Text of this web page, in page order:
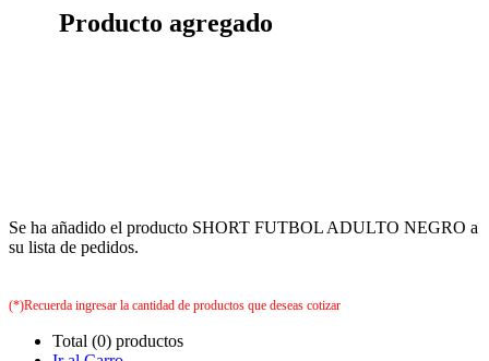
Producto agregado
Se ha añadido el producto SHORT FUTBOL ADULTO NEGRO a
su lista de pedidos.
(*)Recuerda ingresar la cantidad de productos que deseas cotizar
Total (0) productos